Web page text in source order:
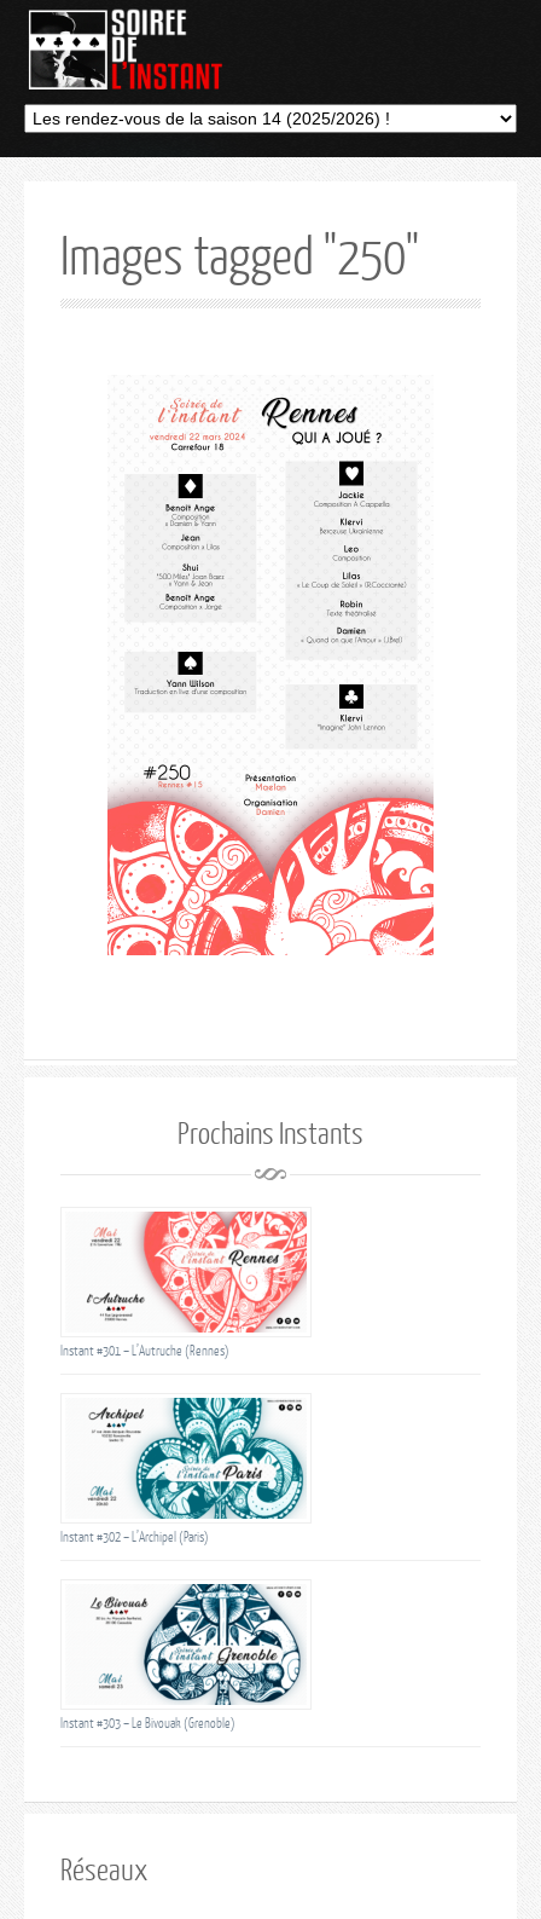
Images tagged "250"
Prochains Instants
Instant #301 – L’Autruche (Rennes)
Instant #302 – L’Archipel (Paris)
Instant #303 – Le Bivouak (Grenoble)
Réseaux